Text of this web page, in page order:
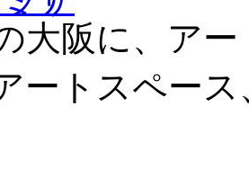
大阪に、ア
ートスペース